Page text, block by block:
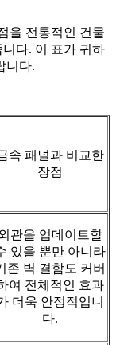
을 전통적인 건물
다. 이 표가 귀하
니다.
속 패널과 비교한
장점
관을 업데이트할
있을 뿐만 아니라
존 벽 결함도 커버
여 전체적인 효과
더욱 안정적입니
다.